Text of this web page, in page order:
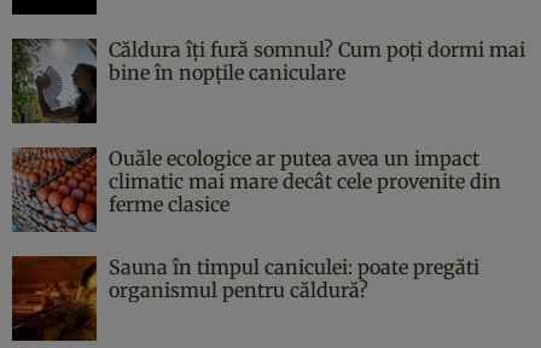
Căldura îți fură somnul? Cum poți dormi mai
bine în nopțile caniculare
Ouăle ecologice ar putea avea un impact
climatic mai mare decât cele provenite din
ferme clasice
Sauna în timpul caniculei: poate pregăti
organismul pentru căldură?